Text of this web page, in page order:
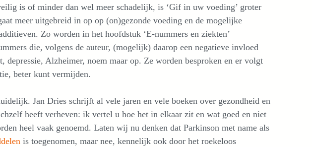
is of minder dan wel meer schadelijk, is ‘Gif in uw voeding’ groter
meer uitgebreid in op op (on)gezonde voeding en de mogelijke
Zo worden in het hoofdstuk ‘E-nummers en ziekten’
die, volgens de auteur, (mogelijk) daarop een negatieve invloed
Alzheimer, noem maar op. Ze worden besproken en er volgt
beter kunt vermijden.
Jan Dries schrijft al vele jaren en vele boeken over gezondheid en
heeft verheven: ik vertel u hoe het in elkaar zit en wat goed en niet
heel vaak genoemd. Laten wij nu denken dat Parkinson met name als
is toegenomen, maar nee, kennelijk ook door het roekeloos